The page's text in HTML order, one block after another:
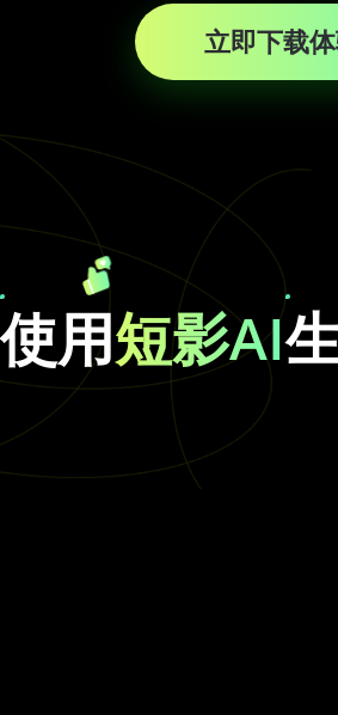
立即下载
使用短影AI